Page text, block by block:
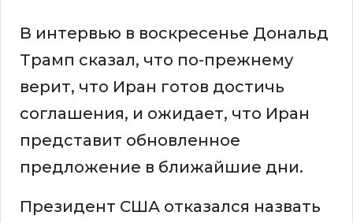
В интервью в воскресенье Дональд
Трамп сказал, что по-прежнему
верит, что Иран готов достичь
соглашения, и ожидает, что Иран
представит обновленное
предложение в ближайшие дни.
Президент США отказался назвать